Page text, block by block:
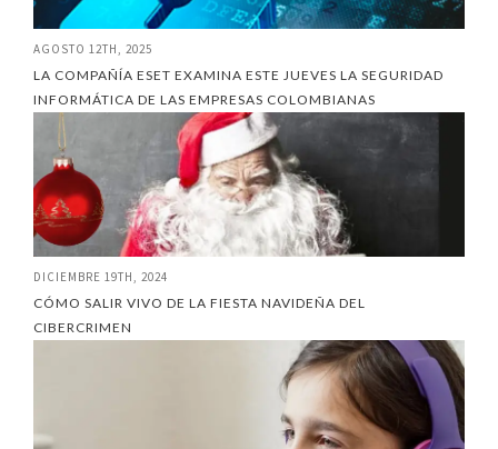
AGOSTO 12TH, 2025
LA COMPAÑÍA ESET EXAMINA ESTE JUEVES LA SEGURIDAD
INFORMÁTICA DE LAS EMPRESAS COLOMBIANAS
DICIEMBRE 19TH, 2024
CÓMO SALIR VIVO DE LA FIESTA NAVIDEÑA DEL
CIBERCRIMEN